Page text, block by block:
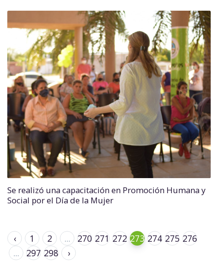
Se realizó una capacitación en Promoción Humana y
Social por el Día de la Mujer
‹ 1 2 ... 270 271 272 273 274 275 276
...
297 298 ›